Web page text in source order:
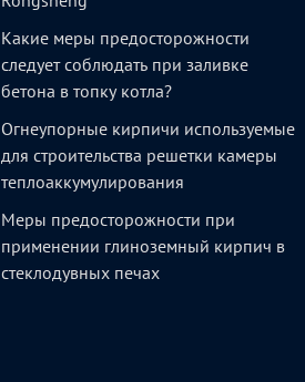
Какие меры предосторожности
следует соблюдать при заливке
бетона в топку котла?
Огнеупорные кирпичи используемые
для строительства решетки камеры
теплоаккумулирования
Меры предосторожности при
применении глиноземный кирпич в
стеклодувных печах